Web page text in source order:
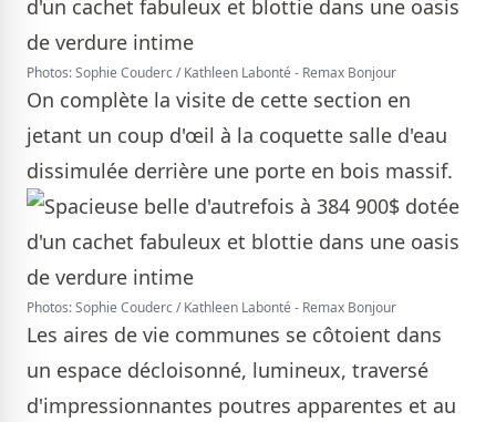
Photos: Sophie Couderc / Kathleen Labonté - Remax Bonjour
On complète la visite de cette section en
jetant un coup d'œil à la coquette salle d'eau
dissimulée derrière une porte en bois massif.
Photos: Sophie Couderc / Kathleen Labonté - Remax Bonjour
Les aires de vie communes se côtoient dans
un espace décloisonné, lumineux, traversé
d'impressionnantes poutres apparentes et au